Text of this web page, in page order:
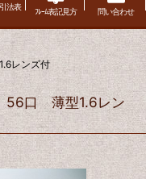
法表
ﾌﾚｰﾑ表記見方 問い合わせ
レンズ付
口 薄型1.6レン